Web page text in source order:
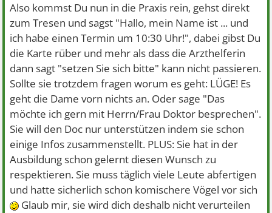
Also kommst Du nun in die Praxis rein, gehst direkt
zum Tresen und sagst "Hallo, mein Name ist ... und
ich habe einen Termin um 10:30 Uhr!", dabei gibst Du
die Karte rüber und mehr als dass die Arzthelferin
dann sagt "setzen Sie sich bitte" kann nicht passieren.
Sollte sie trotzdem fragen worum es geht: LÜGE! Es
geht die Dame vorn nichts an. Oder sage "Das
möchte ich gern mit Herrn/Frau Doktor besprechen".
Sie will den Doc nur unterstützen indem sie schon
einige Infos zusammenstellt. PLUS: Sie hat in der
Ausbildung schon gelernt diesen Wunsch zu
respektieren. Sie muss täglich viele Leute abfertigen
und hatte sicherlich schon komischere Vögel vor sich
Glaub mir, sie wird dich deshalb nicht verurteilen